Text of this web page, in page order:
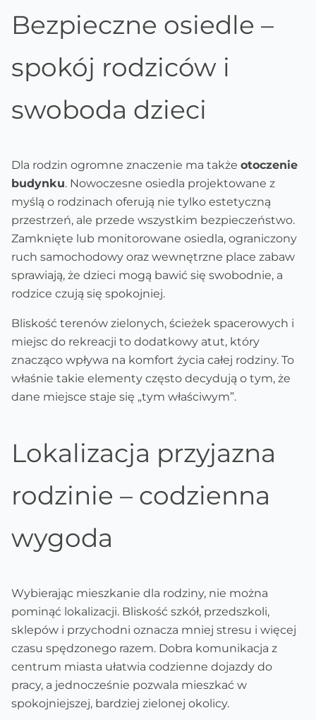
Bezpieczne osiedle –
spokój rodziców i
swoboda dzieci
Dla rodzin ogromne znaczenie ma także otoczenie
budynku. Nowoczesne osiedla projektowane z
myślą o rodzinach oferują nie tylko estetyczną
przestrzeń, ale przede wszystkim bezpieczeństwo.
Zamknięte lub monitorowane osiedla, ograniczony
ruch samochodowy oraz wewnętrzne place zabaw
sprawiają, że dzieci mogą bawić się swobodnie, a
rodzice czują się spokojniej.
Bliskość terenów zielonych, ścieżek spacerowych i
miejsc do rekreacji to dodatkowy atut, który
znacząco wpływa na komfort życia całej rodziny. To
właśnie takie elementy często decydują o tym, że
dane miejsce staje się „tym właściwym”.
Lokalizacja przyjazna
rodzinie – codzienna
wygoda
Wybierając mieszkanie dla rodziny, nie można
pominąć lokalizacji. Bliskość szkół, przedszkoli,
sklepów i przychodni oznacza mniej stresu i więcej
czasu spędzonego razem. Dobra komunikacja z
centrum miasta ułatwia codzienne dojazdy do
pracy, a jednocześnie pozwala mieszkać w
spokojniejszej, bardziej zielonej okolicy.